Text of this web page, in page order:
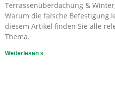
Terrassenüberdachung &
Warum die falsche Befestigung
diesem Artikel finden Sie alle
Thema.
Weiterlesen »